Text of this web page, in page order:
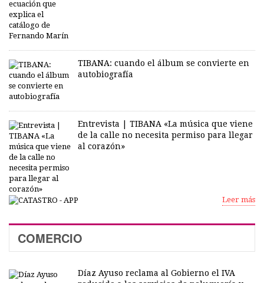
TIBANA: cuando el álbum se convierte en
autobiografía
Entrevista | TIBANA «La música que viene
de la calle no necesita permiso para llegar
al corazón»
Leer más
COMERCIO
Díaz Ayuso reclama al Gobierno el IVA